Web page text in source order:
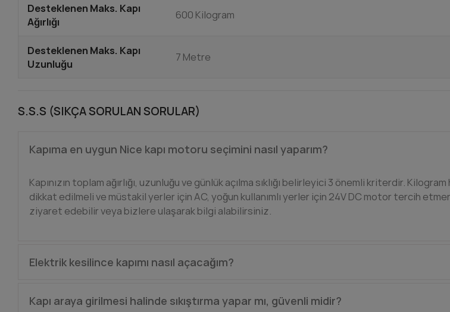
Desteklenen Maks. Kapı
Ağırlığı
600 Kilogram
Desteklenen Maks. Kapı
Uzunluğu
7 Metre
S.S.S (SIKÇA SORULAN SORULAR)
Kapıma en uygun Nice kapı motoru seçimini nasıl yaparım?
Kapınızın toplam ağırlığı, uzunluğu ve günlük açılma sıklığı belirleyici 3 önemli kriterdir.
dikkat edilmeli ve müstakil yerler için AC, yoğun kullanımlı yerler için 24V DC motor tercih
ziyaret edebilir veya bizlere ulaşarak bilgi alabilirsiniz.
Elektrik kesilince kapımı nasıl açacağım?
Nice kayar kapı motoru modellerinin tümü için manuele alma mekanizması mevcuttur. Motor
Kapı araya girilmesi halinde sıkıştırma yapar mı, güvenli midir?